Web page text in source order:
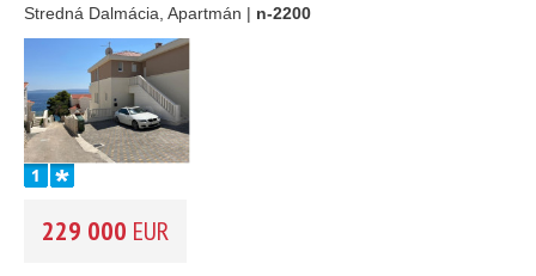
Stredná Dalmácia, Apartmán | n-2200
229 000 EUR